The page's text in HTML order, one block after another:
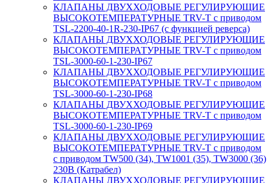
КЛАПАНЫ ДВУХХОДОВЫЕ РЕГУЛИРУЮЩИЕ
ВЫСОКОТЕМПЕРАТУРНЫЕ TRV-T с приводом
TSL-2200-40-1R-230-IP67 (с функцией реверса)
КЛАПАНЫ ДВУХХОДОВЫЕ РЕГУЛИРУЮЩИЕ
ВЫСОКОТЕМПЕРАТУРНЫЕ TRV-T с приводом
TSL-3000-60-1-230-IP67
КЛАПАНЫ ДВУХХОДОВЫЕ РЕГУЛИРУЮЩИЕ
ВЫСОКОТЕМПЕРАТУРНЫЕ TRV-T с приводом
TSL-3000-60-1-230-IP68
КЛАПАНЫ ДВУХХОДОВЫЕ РЕГУЛИРУЮЩИЕ
ВЫСОКОТЕМПЕРАТУРНЫЕ TRV-T с приводом
TSL-3000-60-1-230-IP69
КЛАПАНЫ ДВУХХОДОВЫЕ РЕГУЛИРУЮЩИЕ
ВЫСОКОТЕМПЕРАТУРНЫЕ TRV-T с приводом
с приводом TW500 (34), TW1001 (35), TW3000 (36)
230В (Катрабел)
КЛАПАНЫ ДВУХХОДОВЫЕ РЕГУЛИРУЮЩИЕ